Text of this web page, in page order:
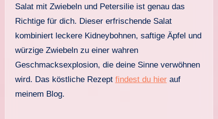
Salat mit Zwiebeln und Petersilie ist genau das
Richtige für dich. Dieser erfrischende Salat
kombiniert leckere Kidneybohnen, saftige Äpfel und
würzige Zwiebeln zu einer wahren
Geschmacksexplosion, die deine Sinne verwöhnen
wird. Das köstliche Rezept findest du hierauf
meinem Blog.